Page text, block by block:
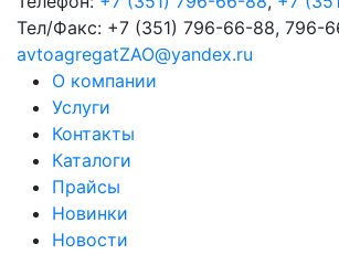
Тел/Факс: +7 (351) 796-66-88, 796-
avtoagregatZAO@yandex.ru
О компании
Услуги
Контакты
Каталоги
Прайсы
Новинки
Новости